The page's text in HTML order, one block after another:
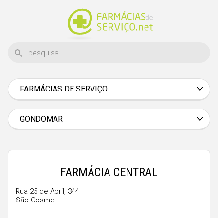
FARMÁCIAS DE SERVIÇO
Braga
Bragança
Castelo Branco
Évora
GONDOMAR
FARMÁCIA CENTRAL
Rua 25 de Abril, 344
São Cosme